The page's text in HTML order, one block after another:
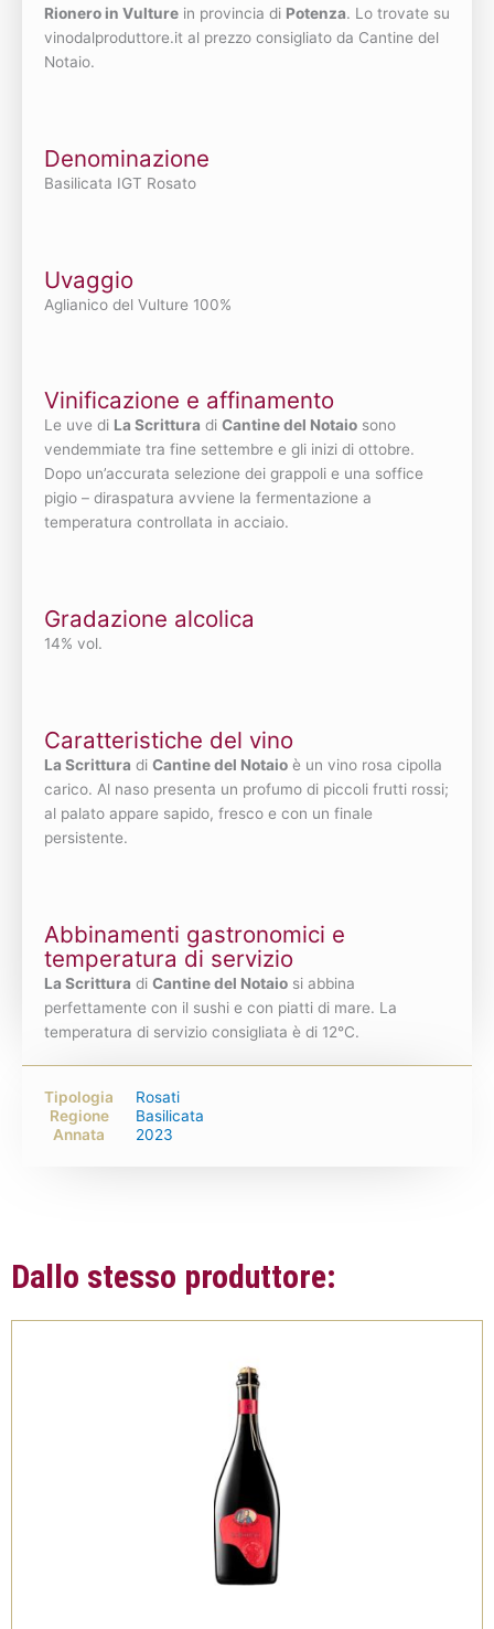
Rionero in Vulture in provincia di Potenza. Lo trovate su
vinodalproduttore.it al prezzo consigliato da Cantine del
Notaio.
Denominazione
Basilicata IGT Rosato
Uvaggio
Aglianico del Vulture 100%
Vinificazione e affinamento
Le uve di La Scrittura di Cantine del Notaio sono
vendemmiate tra fine settembre e gli inizi di ottobre.
Dopo un’accurata selezione dei grappoli e una soffice
pigio – diraspatura avviene la fermentazione a
temperatura controllata in acciaio.
Gradazione alcolica
14% vol.
Caratteristiche del vino
La Scrittura di Cantine del Notaio è un vino rosa cipolla
carico. Al naso presenta un profumo di piccoli frutti rossi;
al palato appare sapido, fresco e con un finale
persistente.
Abbinamenti gastronomici e
temperatura di servizio
La Scrittura di Cantine del Notaio si abbina
perfettamente con il sushi e con piatti di mare. La
temperatura di servizio consigliata è di 12°C.
Tipologia
Rosati
Regione
Basilicata
Annata
2023
Dallo stesso produttore: